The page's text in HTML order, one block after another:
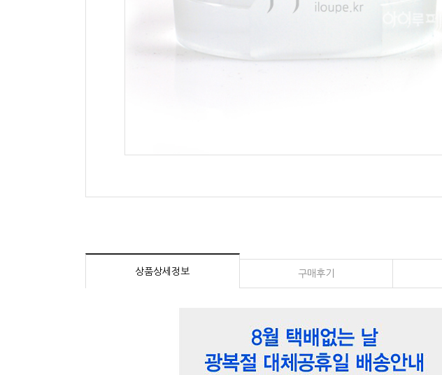
상품상세정보 구매후기